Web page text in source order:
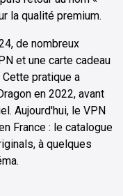
la qualité premium.
de nombreux
et une carte cadeau
Cette pratique a
en 2022, avant
Aujourd'hui, le VPN
France : le catalogue
à quelques